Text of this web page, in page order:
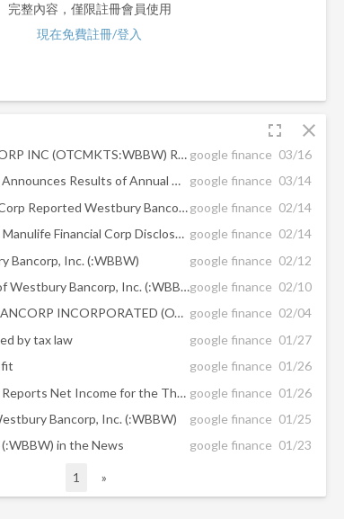
完整內容，僅限註冊會員使用
現在免費註冊/登入
fullscreen close
Will WESTBURY BANCORP INC (OTCMKTS:WBBW) Run Out of Steam Soon? Short Interest ... google finance 03/16
Westbury Bancorp, Inc. Announces Results of Annual Meeting
google finance 03/14
Why Manulife Financial Corp Reported Westbury Bancorp, Inc Position?google finance 02/14
Westbury Bancorp, Inc: Manulife Financial Corp Disclosed Stake google finance 02/14
Bancorp, Inc. (:WBBW)
google finance 02/12
Investors Taking Note of Westbury Bancorp, Inc. (:WBBW) Todaygoogle finance 02/10
It Seems WESTBURY BANCORP INCORPORATED (OTCMKTS:WBBW) Will Go Up. Just ... google finance 02/04
by tax law
google finance 01/27
google finance 01/26
Westbury Bancorp, Inc. Reports Net Income for the Three Months Ended December ... google finance 01/26
Bancorp, Inc. (:WBBW)
google finance 01/25
in the News
google finance 01/23
1 »